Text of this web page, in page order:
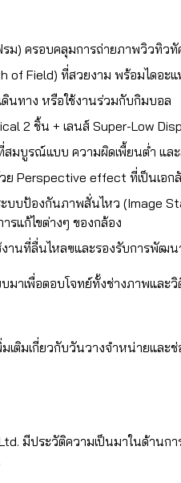
รม) ครอบคลุมการถ่ายภาพวิวทิ
of Field) ที่สวยงาม พร้อมไดอะ
นทาง หรือใช้งานร่วมกับกิมบอล
2 ชิ้น + เลนส์ Super-Low
มบูรณ์แบบ ความผิดเพี้ยนต่ำ และ
วย Perspective effect ที่เป็นเอ
บบป้องกันภาพสั่นไหว (Image
แก้ไขต่างๆ ของกล้อง
งานที่ลื่นไหลฃและรองรับการพัฒ
มาเพื่อตอบโจทย์ทั้งช่างภาพแ
ติมเกี่ยวกับวันวางจำหน่ายและช่
มีประวัติความเป็นมาในด้าน